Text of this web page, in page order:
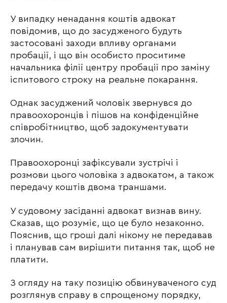
У випадку ненадання коштів адвокат
повідомив, що до засудженого будуть
застосовані заходи впливу органами
пробації, і що він особисто проситиме
начальника філії центру пробації про заміну
іспитового строку на реальне покарання.
Однак засуджений чоловік звернувся до
правоохоронців і пішов на конфіденційне
співробітництво, щоб задокументувати
злочин.
Правоохоронці зафіксували зустрічі і
розмови цього чоловіка з адвокатом, а також
передачу коштів двома траншами.
У судовому засіданні адвокат визнав вину.
Сказав, що розуміє, що це було незаконно.
Пояснив, що гроші далі нікому не передавав
і планував сам вирішити питання так, щоб не
платити.
З огляду на таку позицію обвинуваченого суд
розглянув справу в спрощеному порядку,